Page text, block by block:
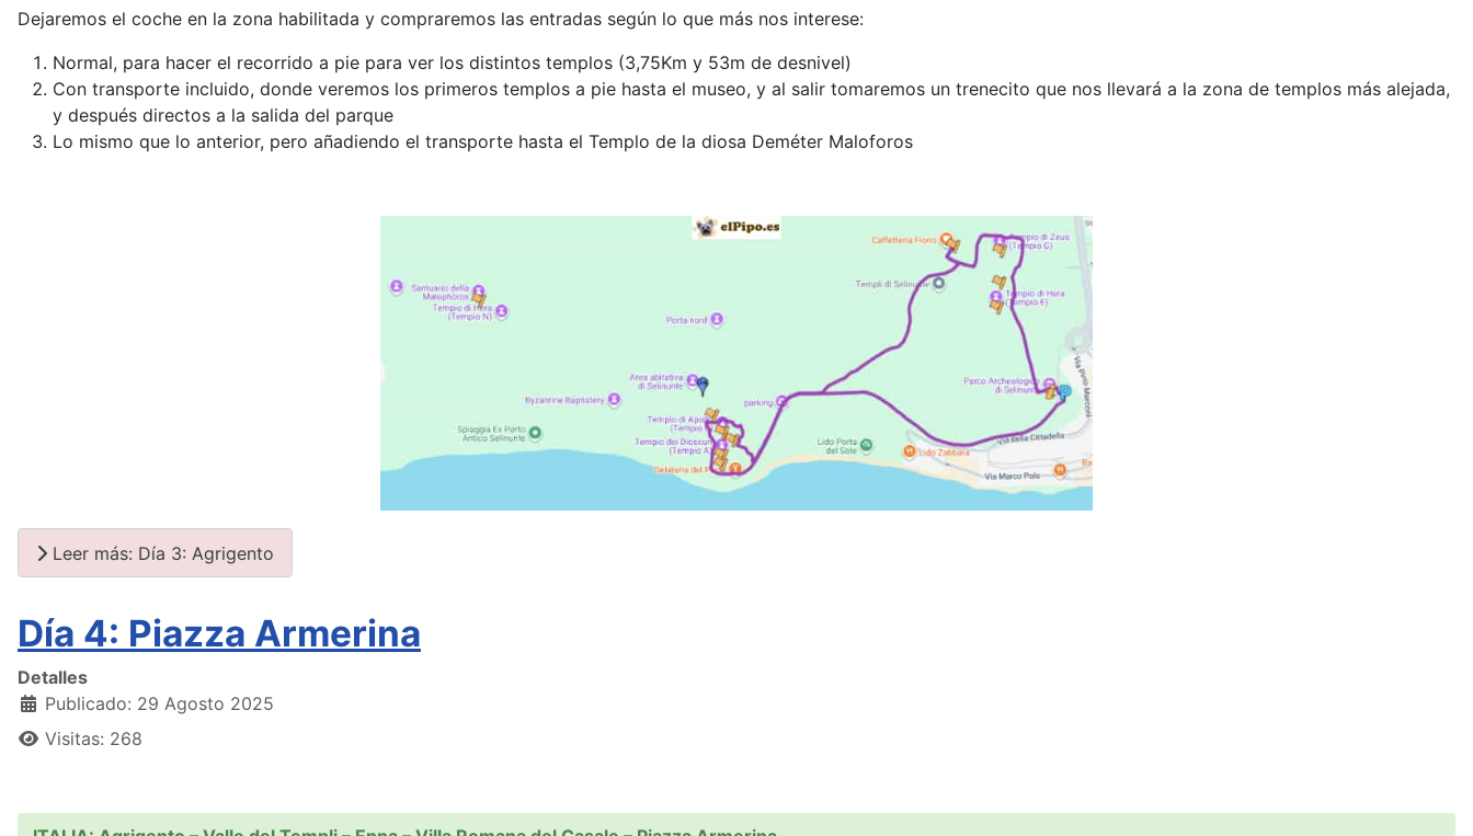
Dejaremos el coche en la zona habilitada y compraremos las entradas según lo que más nos interese:
Normal, para hacer el recorrido a pie para ver los distintos templos (3,75Km y 53m de desnivel)
Con transporte incluido, donde veremos los primeros templos a pie hasta el museo, y al salir tomaremos un trenecito que nos llevará a la zona de templos más alejada,
y después directos a la salida del parque
Lo mismo que lo anterior, pero añadiendo el transporte hasta el Templo de la diosa Deméter Maloforos
Leer más: Día 3: Agrigento
Día 4: Piazza Armerina
Detalles
Publicado: 29 Agosto 2025
Visitas: 268